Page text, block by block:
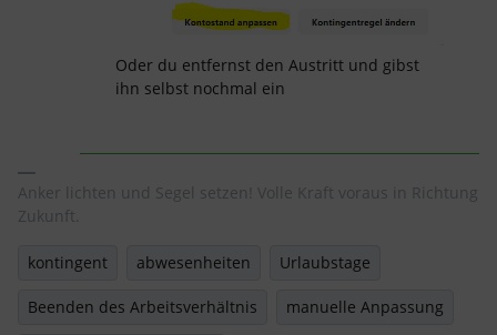
Oder du entfernst den Austritt und gibst
ihn selbst nochmal ein
Anker lichten und Segel setzen! Volle Kraft voraus in Richtung
Zukunft.
kontingent abwesenheiten Urlaubstage
Beenden des Arbeitsverhältnis manuelle Anpassung